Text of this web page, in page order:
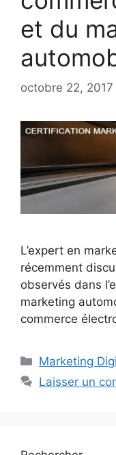
et du
octobre 22, 2017
L’expert en
récemment
observés dans
marketing
commerce
Catégories
Marketing
Laisser un